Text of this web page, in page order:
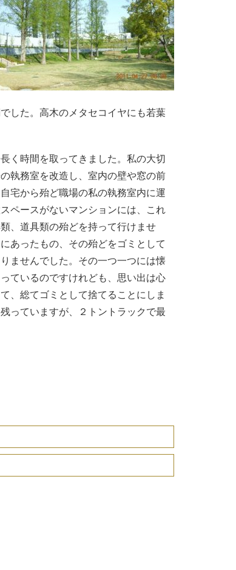
した。高木のメタセコイヤにも若葉
く時間を取ってきました。私の大切
執務室を改造し、室内の壁や窓の前
宅から殆ど職場の私の執務室内に運
ペースがないマンションには、これ
、道具類の殆どを持って行けませ
あったもの、その殆どをゴミとして
ませんでした。その一つ一つには懐
ているのですけれども、思い出は心
、総てゴミとして捨てることにしま
っていますが、２トントラックで最